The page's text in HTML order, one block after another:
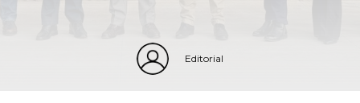
Editorial